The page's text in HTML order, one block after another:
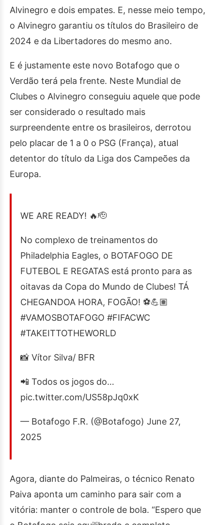
Alvinegro e dois empates. E, nesse meio tempo,
o Alvinegro garantiu os títulos do Brasileiro de
2024 e da Libertadores do mesmo ano.
E é justamente este novo Botafogo que o
Verdão terá pela frente. Neste Mundial de
Clubes o Alvinegro conseguiu aquele que pode
ser considerado o resultado mais
surpreendente entre os brasileiros, derrotou
pelo placar de 1 a 0 o PSG (França), atual
detentor do título da Liga dos Campeões da
Europa.
WE ARE READY! 🔥🫡
No complexo de treinamentos do
Philadelphia Eagles, o BOTAFOGO DE
FUTEBOL E REGATAS está pronto para as
oitavas da Copa do Mundo de Clubes! TÁ
CHEGANDOA HORA, FOGÃO! ⚽️💪🏽
#VAMOSBOTAFOGO #FIFACWC
#TAKEITTOTHEWORLD
📸 Vítor Silva/ BFR
📲 Todos os jogos do…
pic.twitter.com/US58pJq0xK
— Botafogo F.R. (@Botafogo) June 27,
2025
Agora, diante do Palmeiras, o técnico Renato
Paiva aponta um caminho para sair com a
vitória: manter o controle de bola. “Espero que